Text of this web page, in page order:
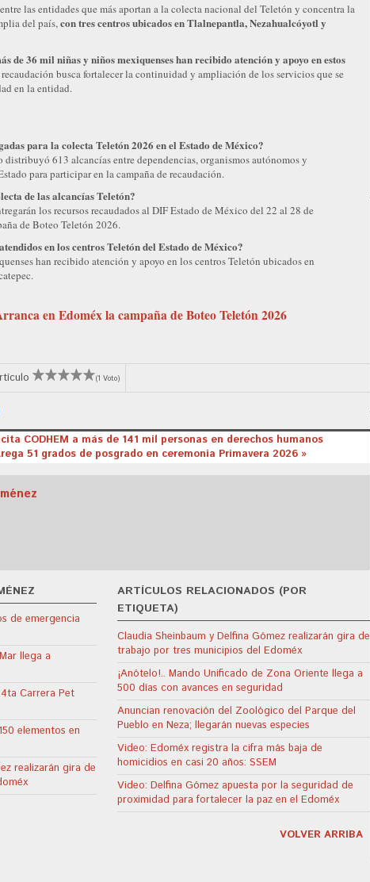
las entidades que más aportan a la colecta nacional del Teletón y concentra la
del país,con tres centros ubicados en Tlalnepantla, Nezahualcóyotl y
de 36 mil niñas y niños mexiquenses han recibido atención y apoyo en estos
busca fortalecer la continuidad y ampliación de los servicios que se
en la entidad.
para la colecta Teletón 2026 en el Estado de México?
613 alcancías entre dependencias, organismos autónomos y
para participar en la campaña de recaudación.
de las alcancías Teletón?
los recursos recaudados al DIF Estado de México del 22 al 28 de
de Boteo Teletón 2026.
en los centros Teletón del Estado de México?
han recibido atención y apoyo en los centros Teletón ubicados en
en Edoméx la campaña de Boteo Teletón 2026
(1 Voto)
CODHEM a más de 141 mil personas en derechos humanos
51 grados de posgrado en ceremonia Primavera 2026 »
de emergencia
llega a
Carrera Pet
elementos en
realizarán gira de
ARTÍCULOS RELACIONADOS (POR
ETIQUETA)
Claudia Sheinbaum y Delfina Gómez realizarán gira de
trabajo por tres municipios del Edoméx
¡Anótelo!.. Mando Unificado de Zona Oriente llega a
500 días con avances en seguridad
Anuncian renovación del Zoológico del Parque del
Pueblo en Neza; llegarán nuevas especies
Video: Edoméx registra la cifra más baja de
homicidios en casi 20 años: SSEM
Video: Delfina Gómez apuesta por la seguridad de
proximidad para fortalecer la paz en el Edoméx
VOLVER ARRIBA